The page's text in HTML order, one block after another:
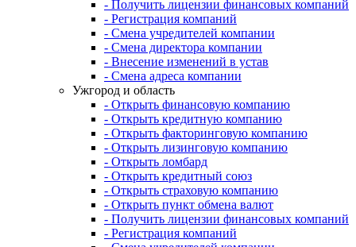
- Получить лицензии финансовых компаний
- Регистрация компаний
- Смена учредителей компании
- Смена директора компании
- Внесение изменений в устав
- Смена адреса компании
Ужгород и область
- Открыть финансовую компанию
- Открыть кредитную компанию
- Открыть факторинговую компанию
- Открыть лизинговую компанию
- Открыть ломбард
- Открыть кредитный союз
- Открыть страховую компанию
- Открыть пункт обмена валют
- Получить лицензии финансовых компаний
- Регистрация компаний